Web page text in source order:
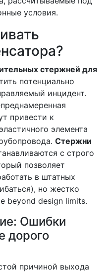
условия.
стержней для
потенциально
инцидент.
привести к
элемента
Стержни
с строго
позволяет
в штатных
но жестко
beyond design limits.
Ошибки
дорого
причиной выхода